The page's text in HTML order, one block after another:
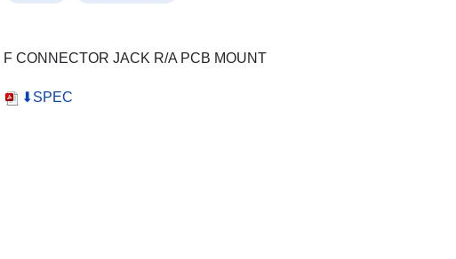
F CONNECTOR JACK R/A PCB MOUNT
⬇SPEC